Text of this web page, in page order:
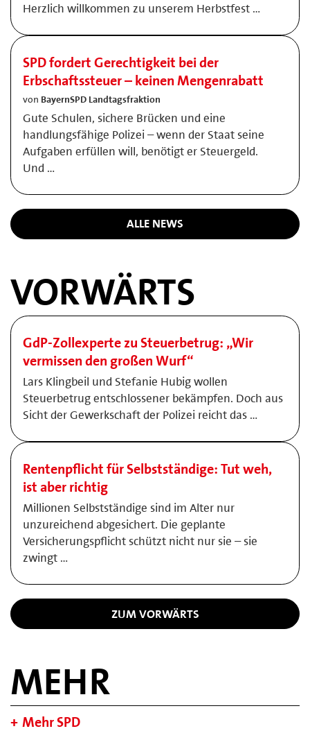
Herzlich willkommen zu unserem Herbstfest …
SPD fordert Gerechtigkeit bei der
Erbschaftssteuer – keinen Mengenrabatt
von BayernSPD Landtagsfraktion
Gute Schulen, sichere Brücken und eine
handlungsfähige Polizei – wenn der Staat seine
Aufgaben erfüllen will, benötigt er Steuergeld.
Und …
ALLE NEWS
VORWÄRTS
GdP-Zollexperte zu Steuerbetrug: „Wir
vermissen den großen Wurf“
Lars Klingbeil und Stefanie Hubig wollen
Steuerbetrug entschlossener bekämpfen. Doch aus
Sicht der Gewerkschaft der Polizei reicht das …
Rentenpflicht für Selbstständige: Tut weh,
ist aber richtig
Millionen Selbstständige sind im Alter nur
unzureichend abgesichert. Die geplante
Versicherungspflicht schützt nicht nur sie – sie
zwingt …
ZUM VORWÄRTS
MEHR
Mehr SPD